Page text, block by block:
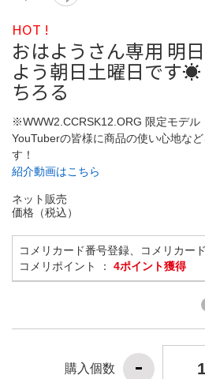
HOT !
おはようさん専用 明
よう朝日土曜日です
ちろる
※WWW2.CCRSK12.ORG 限定モデル
YouTuberの皆様に商品の使い心地な
す！
紹介動画はこちら
ネット販売
価格（税込）
コメリカード番号登録、コメリカー
コメリポイント ： 4ポイント獲得
購入個数